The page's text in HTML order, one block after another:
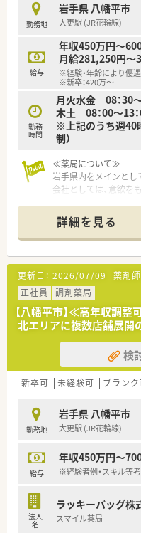
勤務地
岩手県 八幡平市
大更駅 (JR花輪線)
給与
年収450万円～
月給281,250円～
※経験・年齢により優
※新卒：420万～
勤務
時間
月火水金 08：30～
木土 08：00～13：
※上記のうち週40
制）
≪薬局について≫
岩手県内をメインとし
会社としては、意欲を
また、女性にとっても
もちろんのこと、短時
子育て・介護の必要な
境です。
詳細を見る
更新日： 2026/07/09 薬剤
正社員
調剤薬局
【八幡平市】≪高年収調
北エリアに複数店舗展開
検
新卒可 未経験可 ブラン
勤務地
岩手県 八幡平市
大更駅 (JR花輪線)
給与
年収450万円～
※経験者例・スキル等
法人
名
ラッキーバッグ株
スマイル薬局